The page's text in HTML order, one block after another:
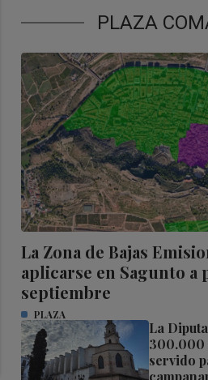
PLAZA
La Zona de Bajas
aplicarse en Sagunto a
septiembre
PLAZA
La
300.000
servido